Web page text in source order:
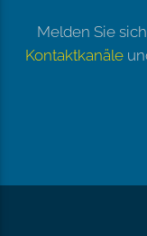
Melden Sie
Kontaktkanäle